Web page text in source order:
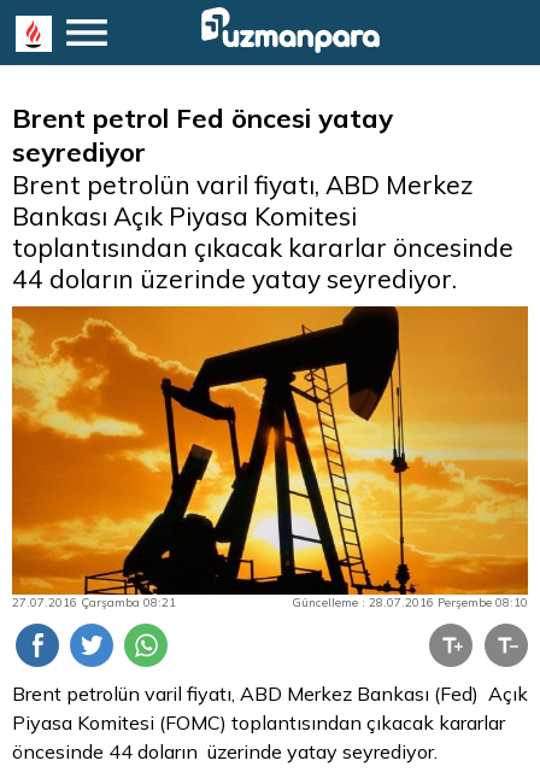
Brent petrol Fed öncesi yatay
seyrediyor
Brent petrolün varil fiyatı, ABD Merkez
Bankası Açık Piyasa Komitesi
toplantısından çıkacak kararlar öncesinde
44 doların üzerinde yatay seyrediyor.
27.07.2016 Çarşamba 08:21 Güncelleme : 28.07.2016 Perşembe 08:10
Brent petrolün varil fiyatı, ABD Merkez Bankası (Fed) Açık
Piyasa Komitesi (FOMC) toplantısından çıkacak kararlar
öncesinde 44 doların üzerinde yatay seyrediyor.